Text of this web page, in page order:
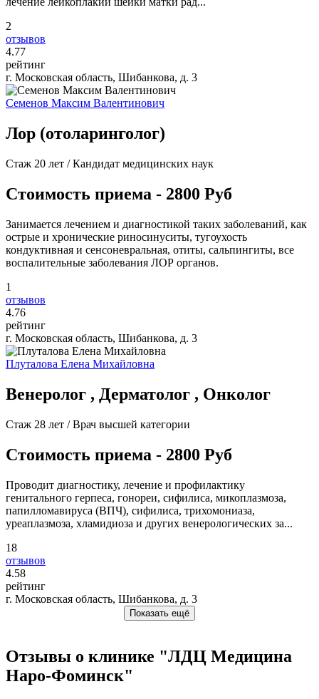
2
отзывов
4.77
рейтинг
г. Московская область, Шибанкова, д. 3
Семенов Максим Валентинович
Лор (отоларинголог)
Стаж 20 лет / Кандидат медицинских наук
Стоимость приема - 2800 Руб
Занимается лечением и диагностикой таких заболеваний, как
острые и хронические риносинуситы, тугоухость
кондуктивная и сенсоневральная, отиты, сальпингиты, все
воспалительные заболевания ЛОР органов.
1
отзывов
4.76
рейтинг
г. Московская область, Шибанкова, д. 3
Плуталова Елена Михайловна
Венеролог , Дерматолог , Онколог
Стаж 28 лет / Врач высшей категории
Стоимость приема - 2800 Руб
Проводит диагностику, лечение и профилактику
генитального герпеса, гонореи, сифилиса, микоплазмоза,
папилломавируса (ВПЧ), сифилиса, трихомониаза,
уреаплазмоза, хламидиоза и других венерологических за...
18
отзывов
4.58
рейтинг
г. Московская область, Шибанкова, д. 3
Показать ещё
Отзывы о клинике "ЛДЦ Медицина
Наро-Фоминск"